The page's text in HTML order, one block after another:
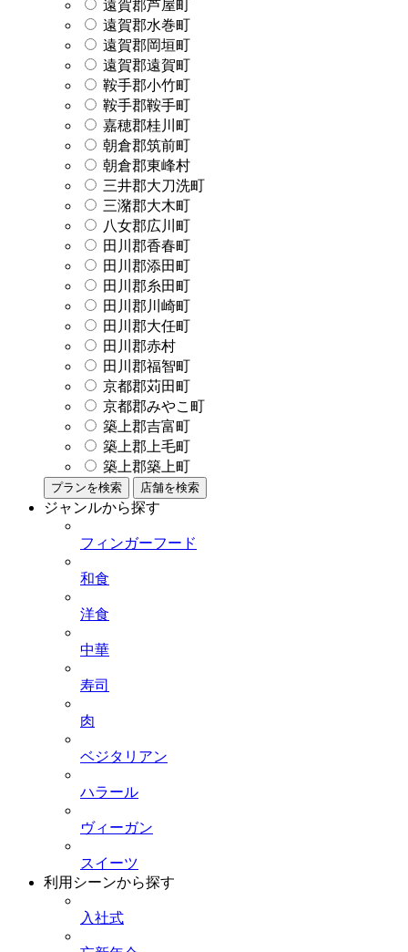
遠賀郡芦屋町
遠賀郡水巻町
遠賀郡岡垣町
遠賀郡遠賀町
鞍手郡小竹町
鞍手郡鞍手町
嘉穂郡桂川町
朝倉郡筑前町
朝倉郡東峰村
三井郡大刀洗町
三潴郡大木町
八女郡広川町
田川郡香春町
田川郡添田町
田川郡糸田町
田川郡川崎町
田川郡大任町
田川郡赤村
田川郡福智町
京都郡苅田町
京都郡みやこ町
築上郡吉富町
築上郡上毛町
築上郡築上町
プランを検索 店舗を検索
ジャンルから探す
フィンガーフード
和食
洋食
中華
寿司
肉
ベジタリアン
ハラール
ヴィーガン
スイーツ
利用シーンから探す
入社式